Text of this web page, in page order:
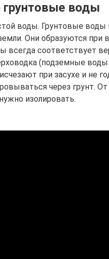
грунтовые воды
воды. Грунтовые воды
Они образуются при
всегда соответствует
(подземные
при засухе и не
через грунт.
изолировать.